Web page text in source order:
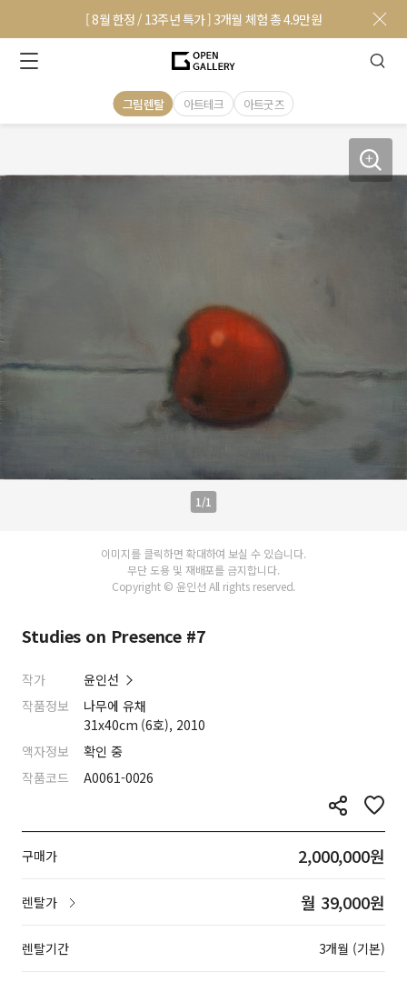
[ 8월 한정 / 13주년 특가 ] 3개월 체험 총 4.9만원
그림렌탈 아트테크 아트굿즈
1/1
이미지를 클릭하면 확대하여 보실 수 있습니다.
무단 도용 및 재배포를 금지합니다.
Copyright © 윤인선 All rights reserved.
Studies on Presence #7
작가
윤인선
작품정보
나무에 유채
31x40cm (6호), 2010
액자정보
확인 중
작품코드
A0061-0026
구매가 2,000,000원
렌탈가 월 39,000원
렌탈기간 3개월 (기본)